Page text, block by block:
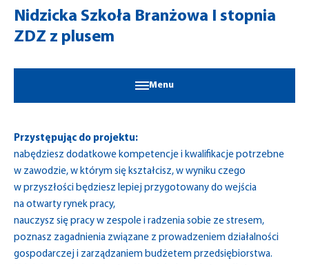
Nidzicka Szkoła Branżowa I stopnia
ZDZ z plusem
Menu
Przystępując do projektu:
nabędziesz dodatkowe kompetencje i kwalifikacje potrzebne
w zawodzie, w którym się kształcisz, w wyniku czego
w przyszłości będziesz lepiej przygotowany do wejścia
na otwarty rynek pracy,
nauczysz się pracy w zespole i radzenia sobie ze stresem,
poznasz zagadnienia związane z prowadzeniem działalności
gospodarczej i zarządzaniem budżetem przedsiębiorstwa.